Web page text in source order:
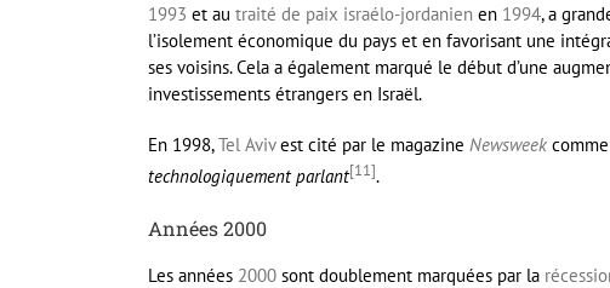
1993 et au traité de paix israélo-jordanien en 1994, a
l’isolement économique du pays et en favorisant une
ses voisins. Cela a également marqué le début d’une
investissements étrangers en Israël.
En 1998,Tel Avivest cité par le magazine Newsweek
technologiquement parlant[11].
Années 2000
Les années 2000 sont doublement marquées par la